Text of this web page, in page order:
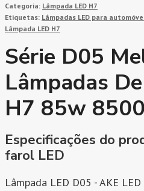
Categoria: Lâmpada LED H7
Etiquetas: Lâmpadas LED para
Lâmpada LED H7
Série D05
Lâmpadas
H7 85w
Especificações do
farol LED
Lâmpada LED D05 - AKE LED